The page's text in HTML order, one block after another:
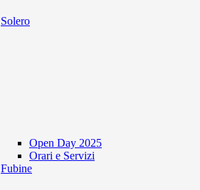
Solero
Open Day 2025
Orari e Servizi
Fubine